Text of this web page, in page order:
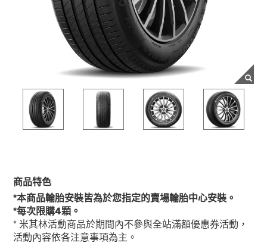
商品特色
*本商品輪胎安裝皆為於您指定的賣場輪胎中心安裝。
*每次限購4顆。
* 米其林活動商品於期間內不參與全站滿額優惠券活動，
活動內容依各注意事項為主。